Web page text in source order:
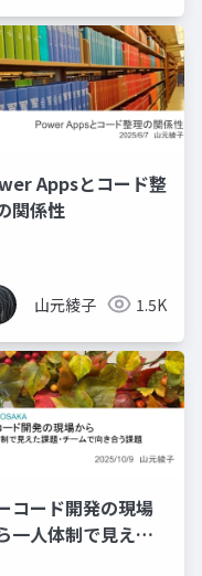
Appsとコード整
関係性
山元綾子 1.5K
コード開発の現場
一人体制で見えた